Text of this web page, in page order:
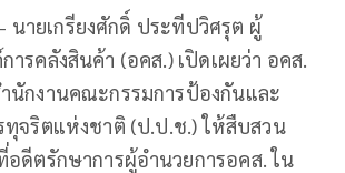
นายเกรียงศักดิ์ ประทีปวิศรุต ผู้
ารคลังสินค้า (อคส.) เปิดเผยว่า อคส.
นักงานคณะกรรมการป้องกันและ
ทุจริตแห่งชาติ (ป.ป.ช.) ให้สืบสวน
ดีตรักษาการผู้อำนวยการอคส. ใน